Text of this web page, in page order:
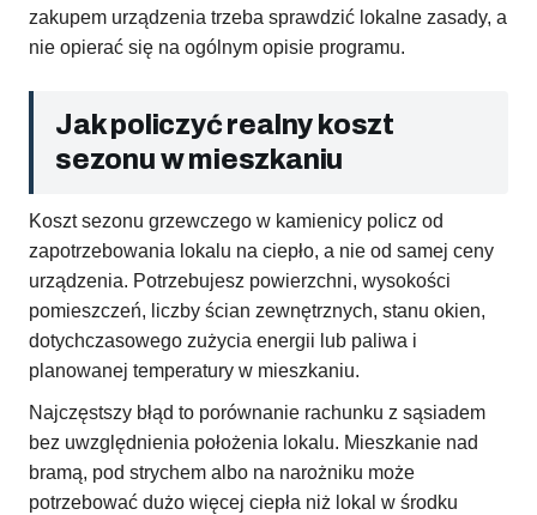
zakupem urządzenia trzeba sprawdzić lokalne zasady, a
nie opierać się na ogólnym opisie programu.
Jak policzyć realny koszt
sezonu w mieszkaniu
Koszt sezonu grzewczego w kamienicy policz od
zapotrzebowania lokalu na ciepło, a nie od samej ceny
urządzenia. Potrzebujesz powierzchni, wysokości
pomieszczeń, liczby ścian zewnętrznych, stanu okien,
dotychczasowego zużycia energii lub paliwa i
planowanej temperatury w mieszkaniu.
Najczęstszy błąd to porównanie rachunku z sąsiadem
bez uwzględnienia położenia lokalu. Mieszkanie nad
bramą, pod strychem albo na narożniku może
potrzebować dużo więcej ciepła niż lokal w środku